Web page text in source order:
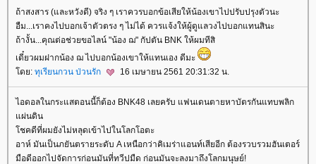
ถ้าสงสาร (และหวังดี) จริง ๆ เราควรบอกข้อเสียให้น้องเขาไปปรับปรุงตัวนะ
อืม...เราคงไปบอกเจ้าตัวตรง ๆ ไม่ได้ ควรแจ้งให้ผู้ดูแลวงไปบอกแทนสินะ
ถ้างั้น...คุณต่อช่วยขอไลน์ "น้อง ฌ" กัปตัน BNK ให้ผมทีสิ
เดี๋ยวผมฝากน้อง ฌ ไปบอกน้องเขาให้แทนเอง ดีมะ
ดย: ทุเรียนกวน ป่วนรัก 16 เมษายน 2561 20:31:32 น.
ไอดอลในกระแสตอนนี้ก็ต้อง BNK48 เลยครับ แฟนเดนตายหาบัตรกันแทบพลิก
ผ่นดิน
ชคดีที่ผมยังไม่หลุดเข้าไปในโลกโอตะ
อาห์ มันเป็นภยันตรายระดับ A เหนือกว่าคิเมร่าแอนท์เสียอีก ต้องรวบรวมฮันเตอร์
มือดีออกไปจัดการก่อนมันที่ทวีปมืด ก่อนมันจะลงมาถึงโลกมนุษย์!